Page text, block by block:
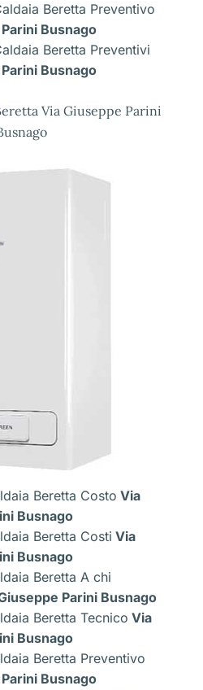
Beretta Preventivo
Busnago
Beretta Preventivi
Busnago
Via Giuseppe Parini
Beretta Costo Via
Busnago
Beretta Costi Via
Busnago
Beretta A chi
Parini Busnago
Beretta Tecnico Via
Busnago
Beretta Preventivo
Busnago